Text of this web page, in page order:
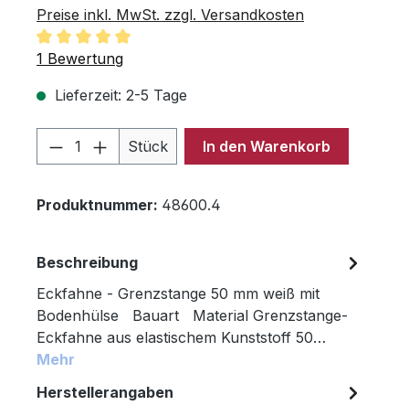
Preise inkl. MwSt. zzgl. Versandkosten
Durchschnittliche Bewertung von 5 von 5 Sternen
1 Bewertung
Lieferzeit: 2-5 Tage
Produkt Anzahl: Gib den
Stück In den Warenkorb
Produktnummer: 48600.4
Beschreibung
Eckfahne - Grenzstange 50 mm weiß mit
Bodenhülse Bauart Material Grenzstange-
Eckfahne aus elastischem Kunststoff 50…
Mehr
Herstellerangaben